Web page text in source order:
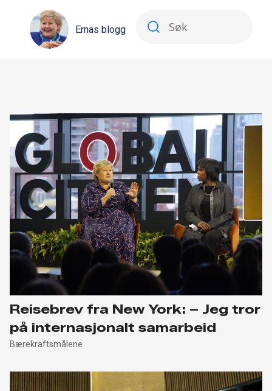
Ernas blogg
Reisebrev fra New York: – Jeg tror
på internasjonalt samarbeid
Bærekraftsmålene